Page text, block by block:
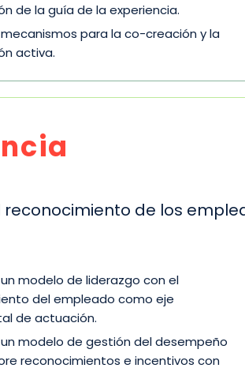
de la guía de la experiencia.
para la co-creación y la
activa.
reconocimiento de los
modelo de liderazgo con el
del empleado como eje
de actuación.
un modelo de gestión del desempeño
reconocimientos e incentivos con